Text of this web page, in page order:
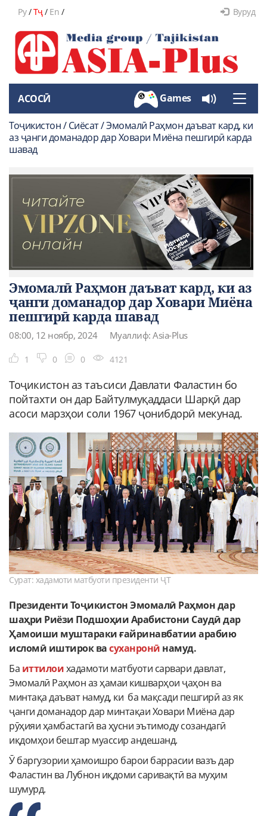
Ру/Тҷ/ En / Вуруд
Toggle
АСОСӢ Games
Тоҷикистон / Сиёсат / Эмомалӣ Раҳмон даъват кард, ки
аз ҷанги доманадор дар Ховари Миёна пешгирӣ карда
шавад
Эмомалӣ Раҳмон даъват кард, ки аз
ҷанги доманадор дар Ховари Миёна
пешгирӣ карда шавад
08:00, 12 ноябр, 2024 Муаллиф: Asia-Plus
1 0 0 4121
Тоҷикистон аз таъсиси Давлати Фаластин бо
пойтахти он дар Байтулмуқаддаси Шарқӣ дар
асоси марзҳои соли 1967 ҷонибдорӣ мекунад.
Сурат: хадамоти матбуоти президенти ҶТ
Президенти Тоҷикистон Эмомалӣ Раҳмон дар
шаҳри Риёзи Подшоҳии Арабистони Саудӣ дар
Ҳамоиши муштараки ғайринавбатии арабию
исломӣ иштирок васуханронӣ намуд.
Ба иттилоихадамоти матбуоти сарвари давлат,
Эмомалӣ Раҳмон аз ҳамаи кишварҳои ҷаҳон ва
минтақа даъват намуд, ки ба мақсади пешгирӣ аз як
ҷанги доманадор дар минтақаи Ховари Миёна дар
рӯҳияи ҳамбастагӣ ва ҳусни эътимоду созандагӣ
иқдомҳои бештар муассир андешанд.
Ӯ баргузории ҳамоишро барои баррасии вазъ дар
Фаластин ва Лубнон иқдоми саривақтӣ ва муҳим
шумурд.